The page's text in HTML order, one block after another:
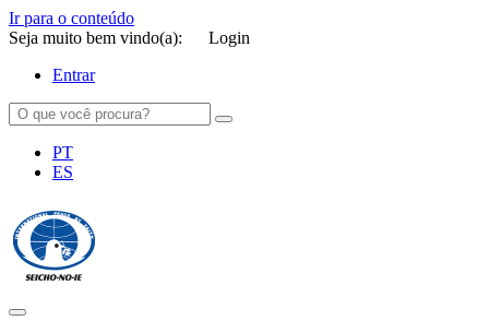
Ir para o conteúdo
Seja muito bem vindo(a):
Login
Entrar
PT
ES